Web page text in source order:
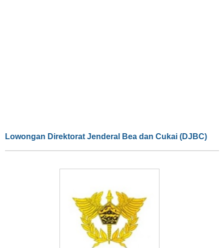
Lowongan Direktorat Jenderal Bea dan Cukai (DJBC)